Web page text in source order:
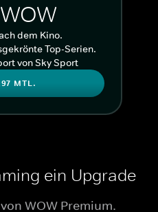
dem Kino.
Top-Serien.
von Sky Sport
MTL.
ein Upgrade
WOW Premium.